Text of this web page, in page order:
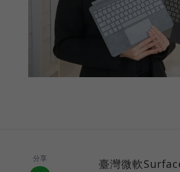
分享
臺灣微軟